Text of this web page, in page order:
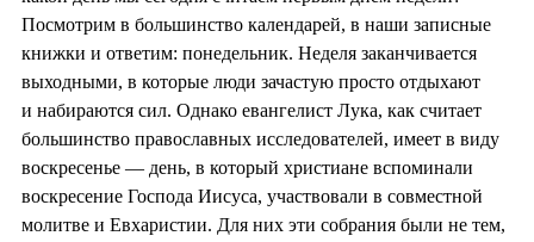
Посмотрим в большинство календарей, в наши записные
книжки и ответим: понедельник. Неделя заканчивается
выходными, в которые люди зачастую просто отдыхают
и набираются сил. Однако евангелист Лука, как считает
большинство православных исследователей, имеет в виду
воскресенье — день, в который христиане вспоминали
воскресение Господа Иисуса, участвовали в совместной
молитве и Евхаристии. Для них эти собрания были не тем,